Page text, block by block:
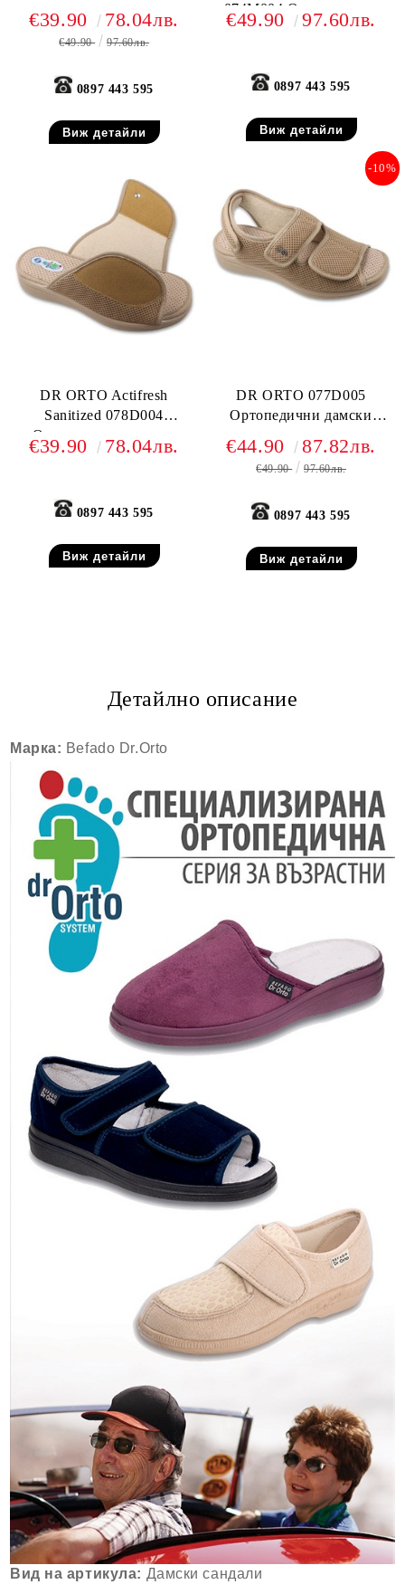
крак, Сини
€39.90 78.04лв.
€49.90 97.60лв.
0897 443 595
Виж детайли
074M004 Ортопедични
обувки с лепки, Черни
€49.90 97.60лв.
0897 443 595
Виж детайли
DR ORTO Actifresh
Sanitized 078D004
Ортопедични дамски
чехли за много отекъл
€39.90 78.04лв.
0897 443 595
Виж детайли
DR ORTO 077D005
Ортопедични дамски
Бежови
-10%
€44.90 87.82лв.
€49.90 97.60лв.
0897 443 595
Виж детайли
Детайлно описание
Марка: Befado Dr.Orto
Вид на артикула: Дамски сандали